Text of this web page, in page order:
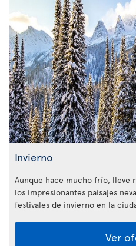
Invierno
Aunque hace mucho frío, lleve
los impresionantes paisajes
festivales de invierno en la
Ver